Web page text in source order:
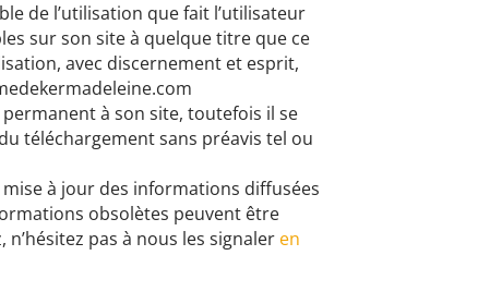
de l’utilisation que fait l’utilisateur
sur son site à quelque titre que ce
avec discernement et esprit,
permanent à son site, toutefois il se
téléchargement sans préavis tel ou
à jour des informations diffusées
obsolètes peuvent être
pas à nous les signaleren